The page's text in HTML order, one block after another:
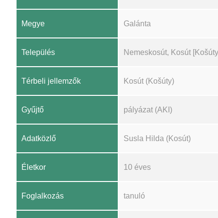
Megye Galánta
Település Nemeskosút, Kosút
Térbeli jellemzők Kosút (Košúty)
Gyűjtő pályázat (AKI)
Adatközlő Susla Hilda (Kosút)
Életkor 10 éves
Foglalkozás tanuló